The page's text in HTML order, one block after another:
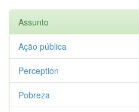
Assunto
Ação pública
Perception
Pobreza